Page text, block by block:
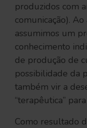
produzidos com
comunicação).
assumimos um
conhecimento
de produção de
possibilidade da
também vir a
“terapêutica”
Como resultado